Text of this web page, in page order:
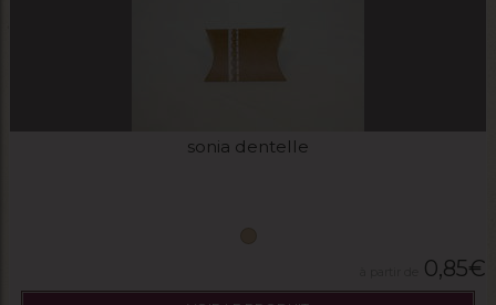
sonia dentelle
0,85€